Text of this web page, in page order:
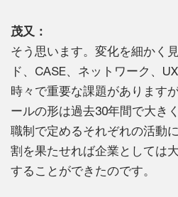
茂又：
そう思います。変化を細かく
ド、CASE、ネットワーク、
時々で重要な課題があります
ールの形は過去30年間で大き
職制で定めるそれぞれの活動
割を果たせれば企業としては
することができたのです。